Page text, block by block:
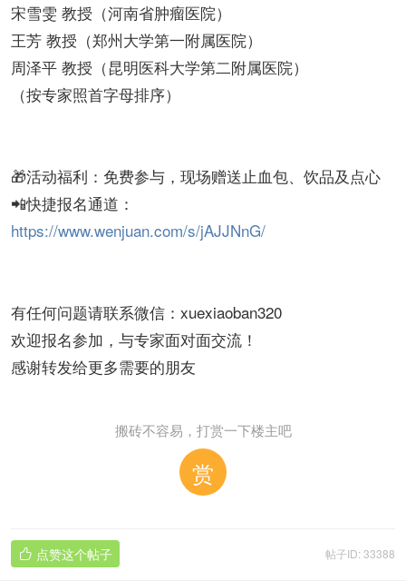
宋雪雯 教授（河南省肿瘤医院）
王芳 教授（郑州大学第一附属医院）
周泽平 教授（昆明医科大学第二附属医院）
（按专家照首字母排序）
🎁活动福利：免费参与，现场赠送止血包、饮品及点心
📲快捷报名通道：
https://www.wenjuan.com/s/jAJJNnG/
有任何问题请联系微信：xuexiaoban320
欢迎报名参加，与专家面对面交流！
感谢转发给更多需要的朋友
搬砖不容易，打赏一下楼主吧
赏
帖子ID: 33388
 点赞这个帖子